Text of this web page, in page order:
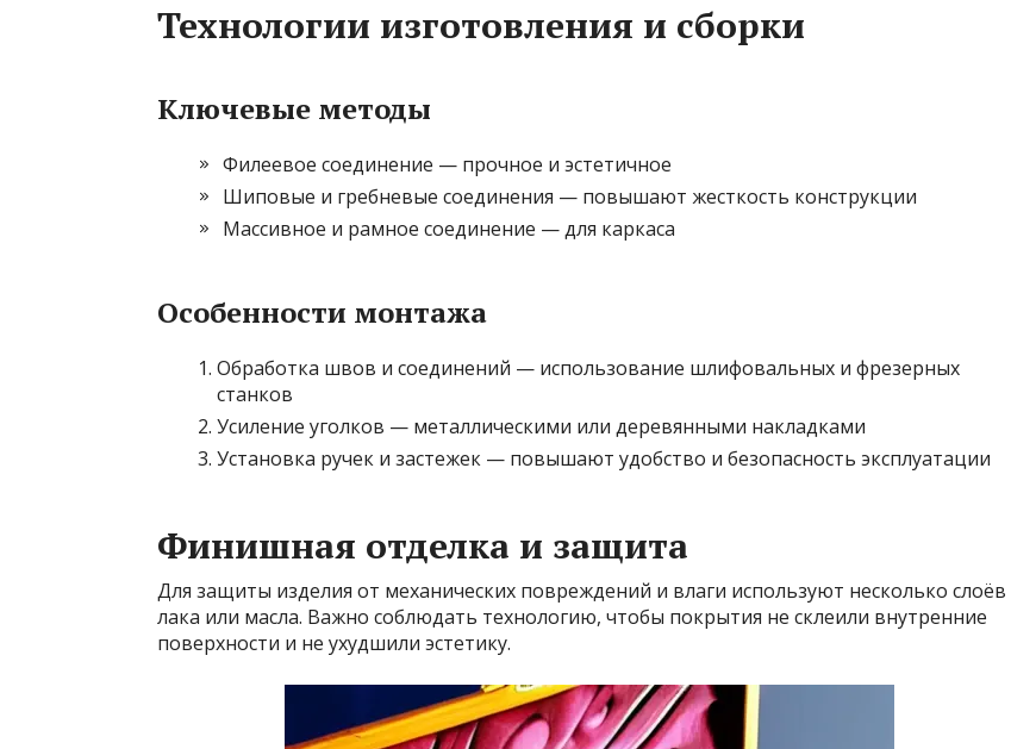
Технологии изготовления и сборки
Ключевые методы
Филеевое соединение — прочное и эстетичное
Шиповые и гребневые соединения — повышают жесткость конструкции
Массивное и рамное соединение — для каркаса
Особенности монтажа
Обработка швов и соединений — использование шлифовальных и фрезерных
станков
Усиление уголков — металлическими или деревянными накладками
Установка ручек и застежек — повышают удобство и безопасность эксплуатации
Финишная отделка и защита
Для защиты изделия от механических повреждений и влаги используют несколько слоёв
лака или масла. Важно соблюдать технологию, чтобы покрытия не склеили внутренние
поверхности и не ухудшили эстетику.